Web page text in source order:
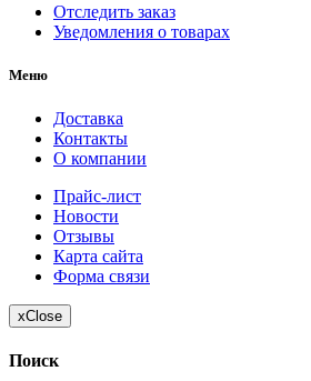
Отследить заказ
Уведомления о товарах
Меню
Доставка
Контакты
О компании
Прайс-лист
Новости
Отзывы
Карта сайта
Форма связи
xClose
Поиск